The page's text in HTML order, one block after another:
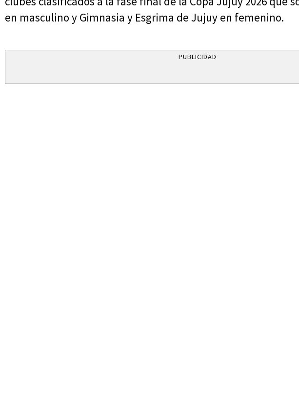
en masculino y Gimnasia y Esgrima de Jujuy en femenino.
PUBLICIDAD